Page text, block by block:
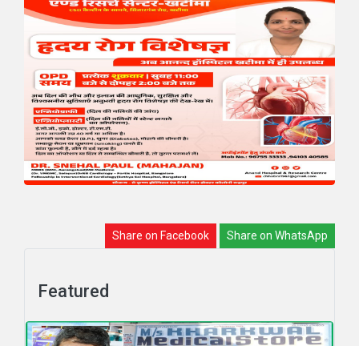
Share on Facebook Share on WhatsApp
Featured